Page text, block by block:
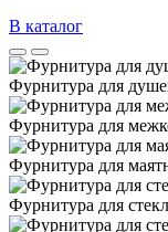
В каталог
Фурнитура для
Фурнитура для
Фурнитура для
Фурнитура для